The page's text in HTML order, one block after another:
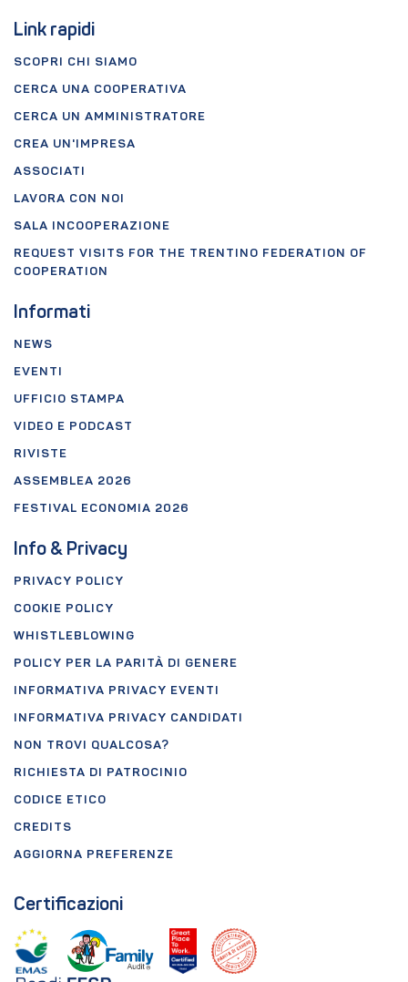
Link rapidi
SCOPRI CHI SIAMO
CERCA UNA COOPERATIVA
CERCA UN AMMINISTRATORE
CREA UN'IMPRESA
ASSOCIATI
LAVORA CON NOI
SALA INCOOPERAZIONE
REQUEST VISITS FOR THE TRENTINO FEDERATION OF
COOPERATION
Informati
NEWS
EVENTI
UFFICIO STAMPA
VIDEO E PODCAST
RIVISTE
ASSEMBLEA 2026
FESTIVAL ECONOMIA 2026
Info & Privacy
PRIVACY POLICY
COOKIE POLICY
WHISTLEBLOWING
POLICY PER LA PARITÀ DI GENERE
INFORMATIVA PRIVACY EVENTI
INFORMATIVA PRIVACY CANDIDATI
NON TROVI QUALCOSA?
RICHIESTA DI PATROCINIO
CODICE ETICO
CREDITS
AGGIORNA PREFERENZE
Certificazioni